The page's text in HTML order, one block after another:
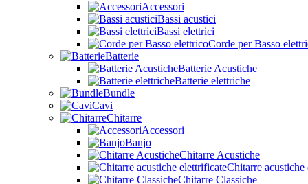
Accessori
Bassi acustici
Bassi elettrici
Corde per Basso
Batterie
Batterie Acustiche
Batterie elettriche
Bundle
Cavi
Chitarre
Accessori
Banjo
Chitarre Acustiche
Chitarre acustiche
Chitarre Classiche